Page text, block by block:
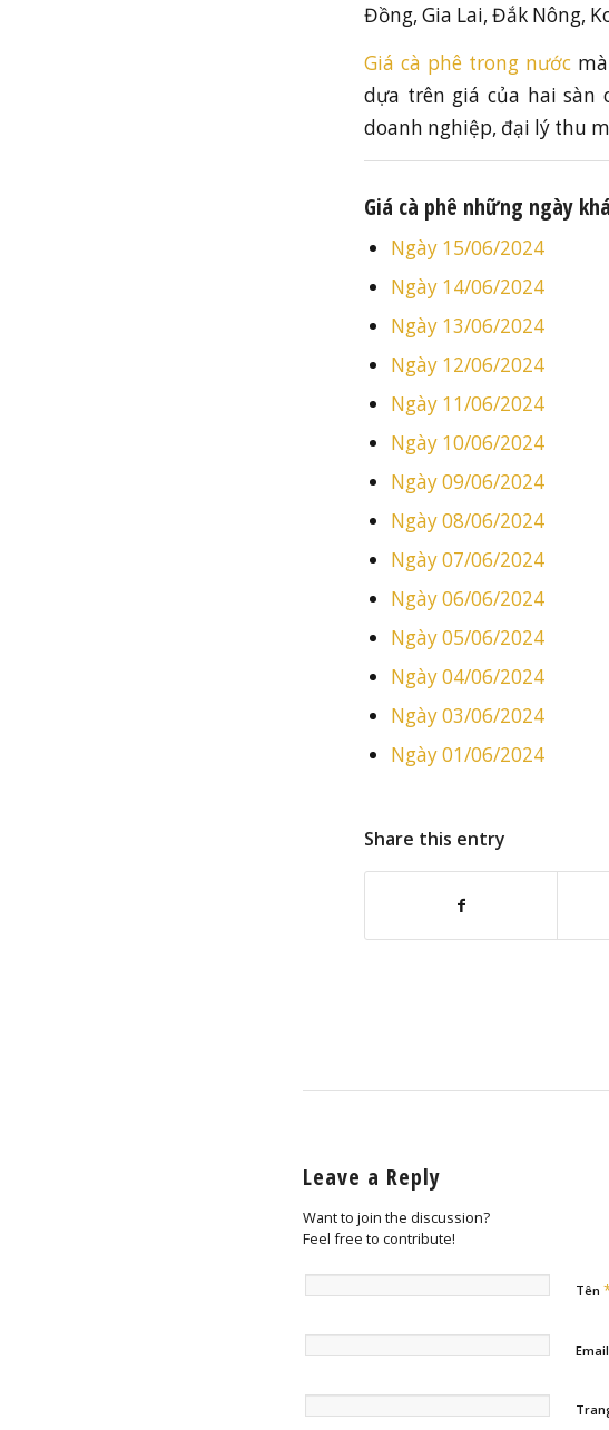
Đồng, Gia Lai, Đắk Nông,
Giá cà phê trong nước
dựa trên giá của hai sàn
doanh nghiệp, đại lý thu
Giá cà phê những ngày
Ngày 15/06/2024
Ngày 14/06/2024
Ngày 13/06/2024
Ngày 12/06/2024
Ngày 11/06/2024
Ngày 10/06/2024
Ngày 09/06/2024
Ngày 08/06/2024
Ngày 07/06/2024
Ngày 06/06/2024
Ngày 05/06/2024
Ngày 04/06/2024
Ngày 03/06/2024
Ngày 01/06/2024
Share this entry
Leave a Reply
Want to join the discussion?
Feel free to contribute!
Tên
Email